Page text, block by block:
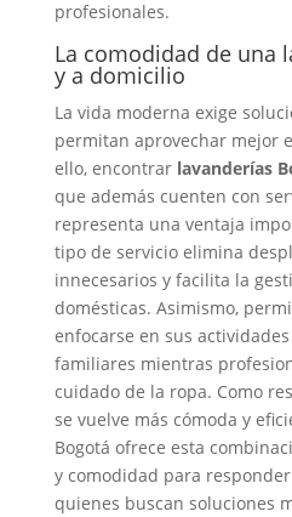
profesionales.
La comodidad de una
y a domicilio
La vida moderna exige
permitan aprovechar mejor
ello, encontrar lavanderías
que además cuenten con
representa una ventaja
tipo de servicio elimina
innecesarios y facilita la
domésticas. Asimismo,
enfocarse en sus
familiares mientras
cuidado de la ropa. Como
se vuelve más cómoda y
Bogotá ofrece esta
y comodidad para
quienes buscan soluciones